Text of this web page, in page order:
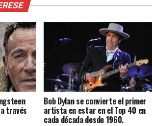
través
Bob Dylan se convierte el primer
artista en estar en el Top 40 en
cada década desde 1960.